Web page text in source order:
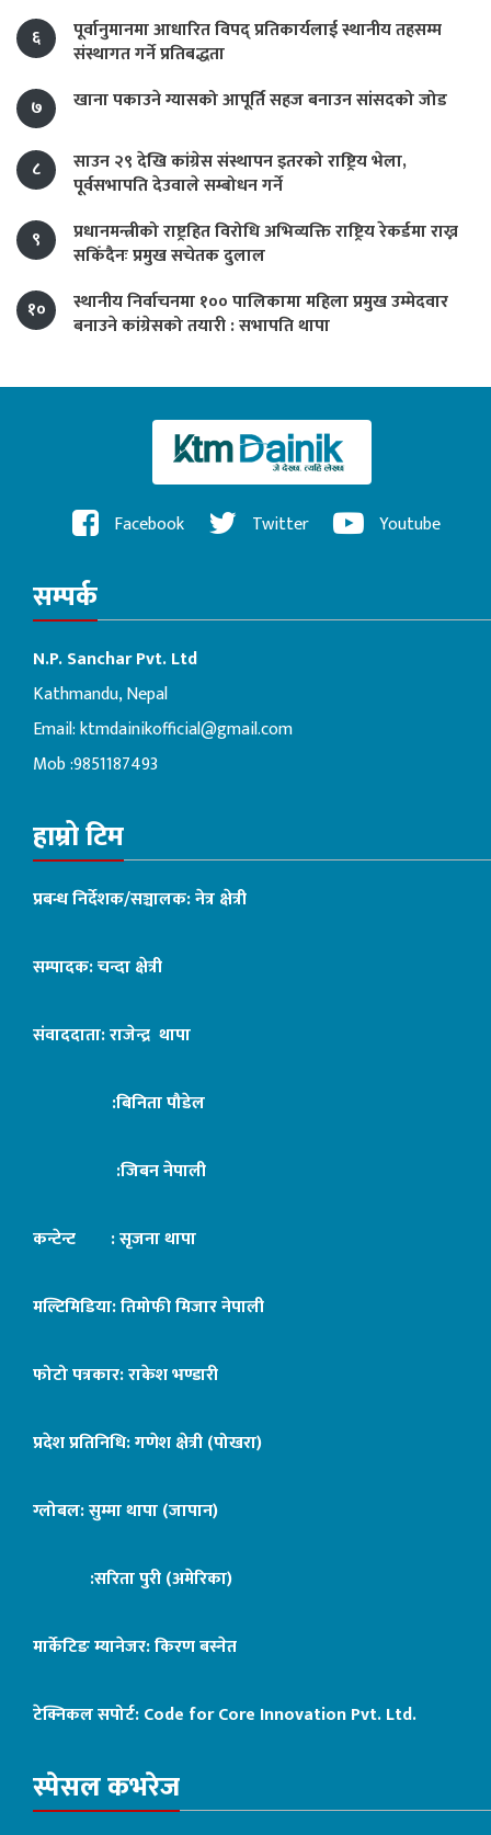
६
पूर्वानुमानमा आधारित विपद् प्रतिकार्यलाई स्थानीय तहसम्म
संस्थागत गर्ने प्रतिबद्धता
७
खाना पकाउने ग्यासको आपूर्ति सहज बनाउन सांसदको जोड
८
साउन २९ देखि कांग्रेस संस्थापन इतरको राष्ट्रिय भेला,
पूर्वसभापति देउवाले सम्बोधन गर्ने
९
प्रधानमन्त्रीको राष्ट्रहित विरोधि अभिव्यक्ति राष्ट्रिय रेकर्डमा राख्न
सकिँदैनः प्रमुख सचेतक दुलाल
१०
स्थानीय निर्वाचनमा १०० पालिकामा महिला प्रमुख उम्मेदवार
बनाउने कांग्रेसको तयारी : सभापति थापा
Facebook Twitter Youtube
सम्पर्क
N.P. Sanchar Pvt. Ltd
Kathmandu, Nepal
Email:ktmdainikofficial@gmail.com
Mob :9851187493
हाम्रो टिम
प्रबन्ध निर्देशक/सञ्चालक: नेत्र क्षेत्री
सम्पादक: चन्दा क्षेत्री
संवाददाता: राजेन्द्र थापा
:बिनिता पौडेल
:जिबन नेपाली
कन्टेन्ट : सृजना थापा
मल्टिमिडिया: तिमोफी मिजार नेपाली
फोटो पत्रकार: राकेश भण्डारी
प्रदेश प्रतिनिधि: गणेश क्षेत्री (पोखरा)
ग्लोबल: सुम्मा थापा (जापान)
:सरिता पुरी (अमेरिका)
मार्केटिङ म्यानेजर: किरण बस्नेत
टेक्निकल सपोर्ट:Code for Core Innovation Pvt. Ltd.
स्पेसल कभरेज